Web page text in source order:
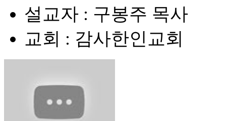
설교자 : 구봉주 목사
교회 : 감사한인교회